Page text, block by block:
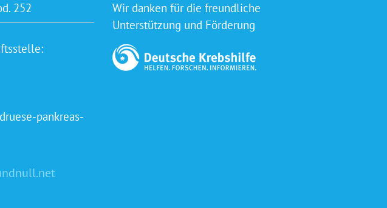
252
pankreas-
Wir danken für die freundliche
Unterstützung und Förderung